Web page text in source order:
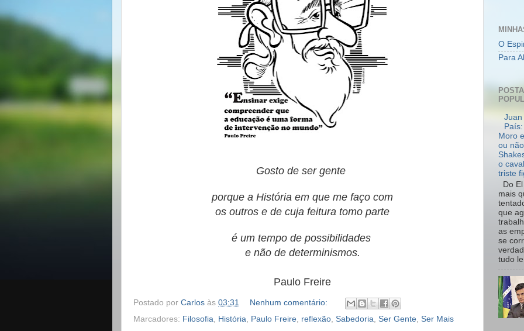
Gosto de ser gente
porque a História em que me faço com
os outros e de cuja feitura tomo parte
é um tempo de possibilidades
e não de determinismos.
Paulo Freire
Postado por Carlos às 03:31
Nenhum comentário:
Marcadores: Filosofia História Paulo Freire reflexão Sabedoria Ser Gente Ser Mais
O
Para
Juan
Moro
ou
o
triste
Do
mais
que
as
se
tudo